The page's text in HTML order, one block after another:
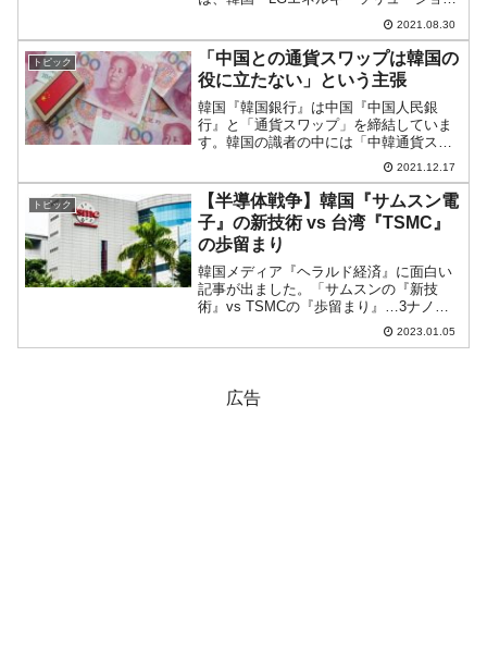
ン』（以前は『LG化学』）製のバッテリ
ーが原因とされています。『GM』は
『LGエネルギーソリューション』が製造
したバッテリーに構造的...
2021.08.30
トピック
「中国との通貨スワップは韓国の
役に立たない」という主張
韓国『韓国銀行』は中国『中国人民銀
行』と「通貨スワップ」を締結していま
す。韓国の識者の中には「中韓通貨スワ
ップが実際の通貨危機時に役に立つの
か」と疑問を呈する方もいらっしゃいま
す。先にご紹介した、「米韓通貨スワッ
プの常設化を要求すべき時がき...
2021.12.17
トピック
【半導体戦争】韓国『サムスン電
子』の新技術 vs 台湾『TSMC』
の歩留まり
韓国メディア『ヘラルド経済』に面白い
記事が出ました。「サムスンの『新技
術』vs TSMCの『歩留まり』…3ナノフ
ァウンドリー受注競争」とタイトルから
もう面白いのです。「そりゃ『歩留ま
2023.01.05
広告